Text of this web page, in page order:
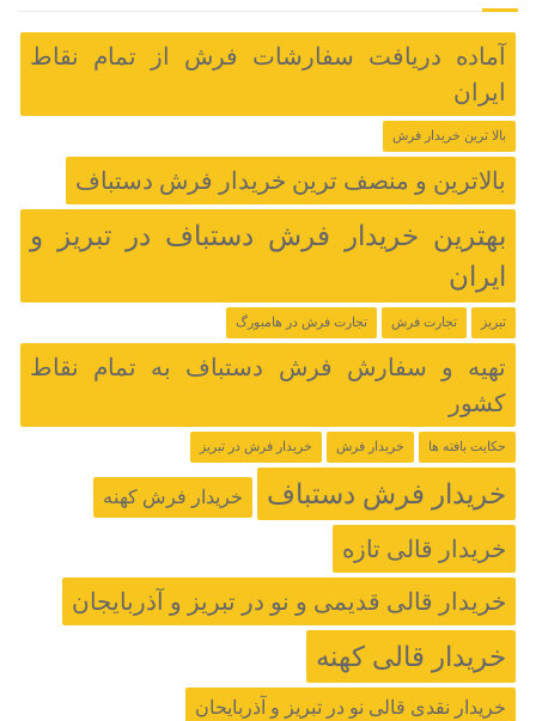
آماده دریافت سفارشات فرش از تمام نقاط
ایران
بالا ترین خریدار فرش
بالاترین و منصف ترین خریدار فرش دستباف
بهترین خریدار فرش دستباف در تبریز و
ایران
تبریز تجارت فرش تجارت فرش در هامبورگ
تهیه و سفارش فرش دستباف به تمام نقاط
کشور
حکایت بافته ها خریدار فرش خریدار فرش در تبریز
خریدار فرش دستباف خریدار فرش کهنه
خریدار قالی تازه
خریدار قالی قدیمی و نو در تبریز و آذربایجان
خریدار قالی کهنه
خریدار نقدی قالی نو در تبریز و آذربایحان